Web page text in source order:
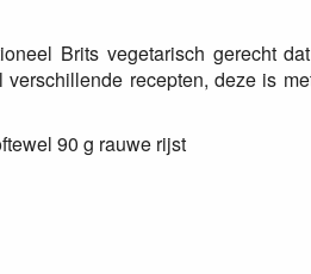
Brits vegetarisch gerecht
recepten, deze is
90 g rauwe rijst